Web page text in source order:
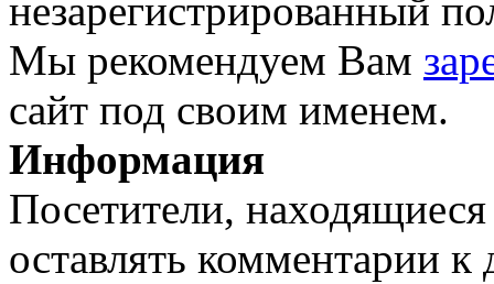
незарегистрированный
Мы рекомендуем Вам
сайт под своим именем.
Информация
Посетители,
оставлять комментарии